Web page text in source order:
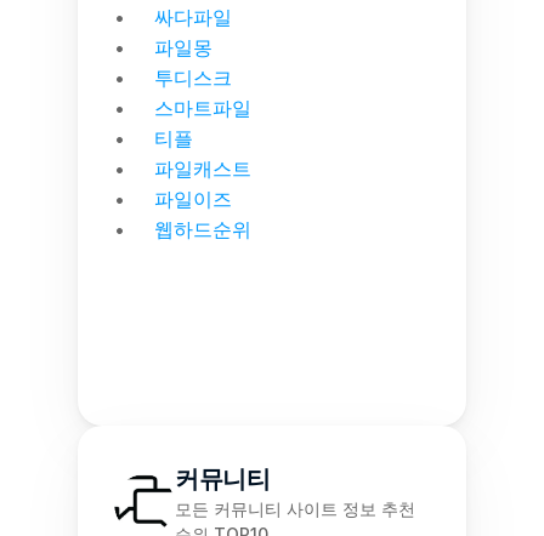
싸다파일
파일몽
투디스크
스마트파일
티플
파일캐스트
파일이즈
웹하드순위
커뮤니티
모든 커뮤니티 사이트 정보 추천